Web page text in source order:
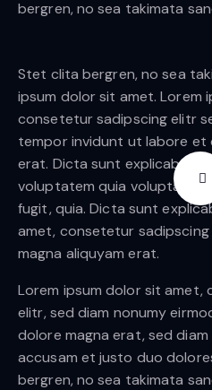
bergren, no sea takimata
Stet clita bergren, no sea
ipsum dolor sit amet. Lorem
consetetur sadipscing elitr
tempor invidunt ut labore et
erat. Dicta sunt explicabo.
voluptatem quia voluptas
fugit, quia. Dicta sunt
amet, consetetur
magna aliquyam erat.
Lorem ipsum dolor sit amet,
elitr, sed diam nonumy
dolore magna erat, sed
accusam et justo duo
bergren, no sea takimata